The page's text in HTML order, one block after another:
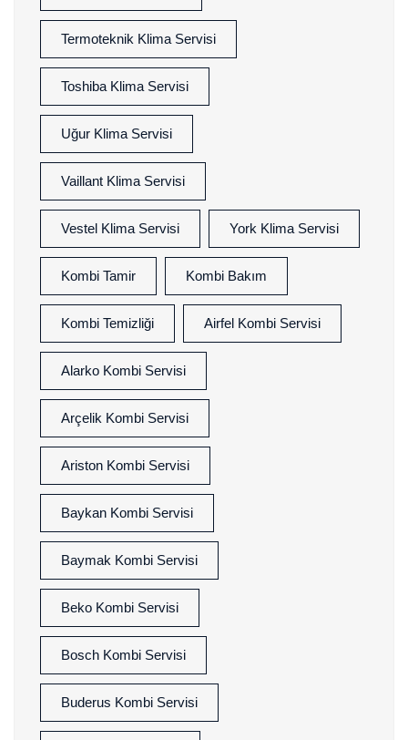
Termoteknik Klima Servisi
Toshiba Klima Servisi
Uğur Klima Servisi
Vaillant Klima Servisi
Vestel Klima Servisi York Klima Servisi
Kombi Tamir Kombi Bakım
Kombi Temizliği Airfel Kombi Servisi
Alarko Kombi Servisi
Arçelik Kombi Servisi
Ariston Kombi Servisi
Baykan Kombi Servisi
Baymak Kombi Servisi
Beko Kombi Servisi
Bosch Kombi Servisi
Buderus Kombi Servisi